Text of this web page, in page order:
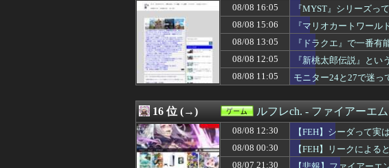
08/08 16:05
『MYST』シリーズっ
08/08 15:06
『マリオカートワー
08/08 13:05
『ドラクエ』で一番
08/08 12:05
『新桃太郎伝説』とい
08/08 11:05
モニター24と27で迷
16 位 (→) ルフレch. - ファイアーエ
08/08 12:30
【FEH】シーダって実
08/08 00:30
【FEH】リークによ
08/07 21:30